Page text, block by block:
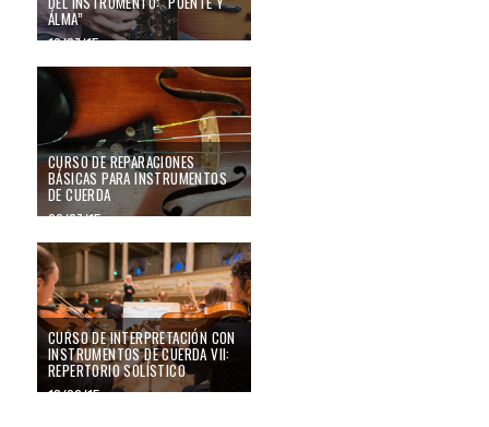
ÁLMA”
16/07/15
CURSO DE REPARACIONES
BÁSICAS PARA INSTRUMENTOS
DE CUERDA
02/07/15
CURSO DE INTERPRETACIÓN CON
INSTRUMENTOS DE CUERDA VII:
REPERTORIO SOLÍSTICO
18/02/15